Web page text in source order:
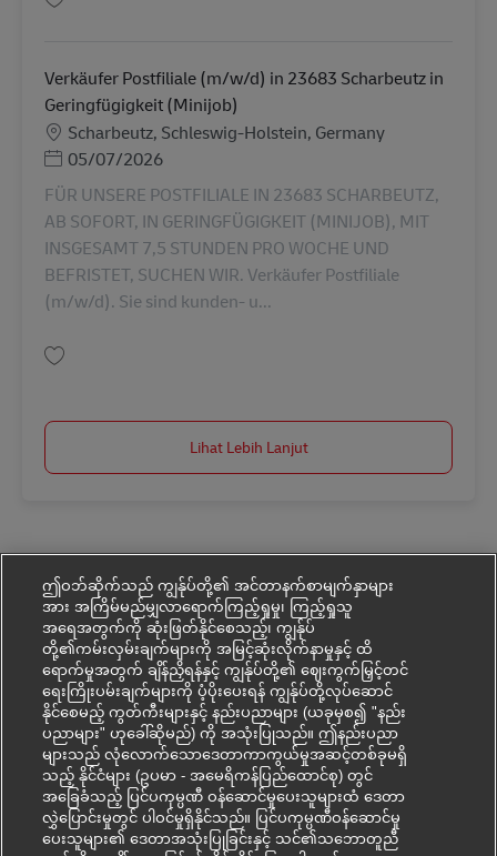
Verkäufer Postfiliale (m/w/d) in 23683 Scharbeutz in
Geringfügigkeit (Minijob)
LokasiScharbeutz, Schleswig-Holstein, Germany
Posted Date
05/07/2026
FÜR UNSERE POSTFILIALE IN 23683 SCHARBEUTZ,
AB SOFORT, IN GERINGFÜGIGKEIT (MINIJOB), MIT
INSGESAMT 7,5 STUNDEN PRO WOCHE UND
BEFRISTET, SUCHEN WIR. Verkäufer Postfiliale
(m/w/d). Sie sind kunden- u...
Lihat Lebih Lanjut
ဤဝဘ်ဆိုက်သည် ကျွန်ုပ်တို့၏ အင်တာနက်စာမျက်နှာများ
အား အကြိမ်မည်မျှလာရောက်ကြည့်ရှုမှု၊ ကြည့်ရှုသူ
အရေအတွက်ကို ဆုံးဖြတ်နိုင်စေသည့်၊ ကျွန်ုပ်
တို့၏ကမ်းလှမ်းချက်များကို အမြင့်ဆုံးလိုက်နာမှုနှင့် ထိ
ရောက်မှုအတွက် ချိန်ညှိရန်နှင့် ကျွန်ုပ်တို့၏ ဈေးကွက်မြှင့်တင်
ရေးကြိုးပမ်းချက်များကို ပံ့ပိုးပေးရန် ကျွန်ုပ်တို့လုပ်ဆောင်
နိုင်စေမည့် ကွတ်ကီးများနှင့် နည်းပညာများ (ယခုမှစ၍ "နည်း
ပညာများ" ဟုခေါ်ဆိုမည်) ကို အသုံးပြုသည်။ ဤနည်းပညာ
များသည် လုံလောက်သောဒေတာကာကွယ်မှုအဆင့်တစ်ခုမရှိ
သည့် နိုင်ငံများ (ဥပမာ - အမေရိကန်ပြည်ထောင်စု) တွင်
အခြေခံသည့် ပြင်ပကုမ္ပဏီ ဝန်ဆောင်မှုပေးသူများထံ ဒေတာ
လွှဲပြောင်းမှုတွင် ပါဝင်မှုရှိနိုင်သည်။ ပြင်ပကုမ္ပဏီဝန်ဆောင်မှု
ပေးသူများ၏ ဒေတာအသုံးပြုခြင်းနှင့် သင်၏သဘောတူညီ